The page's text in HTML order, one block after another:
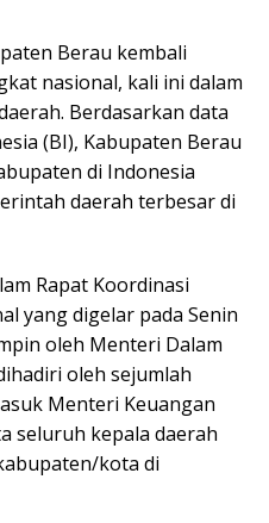
Berau kembali
nasional, kali ini dalam
Berdasarkan data
(BI), Kabupaten Berau
di Indonesia
daerah terbesar di
Rapat Koordinasi
yang digelar pada Senin
oleh Menteri Dalam
oleh sejumlah
Menteri Keuangan
seluruh kepala daerah
kota di